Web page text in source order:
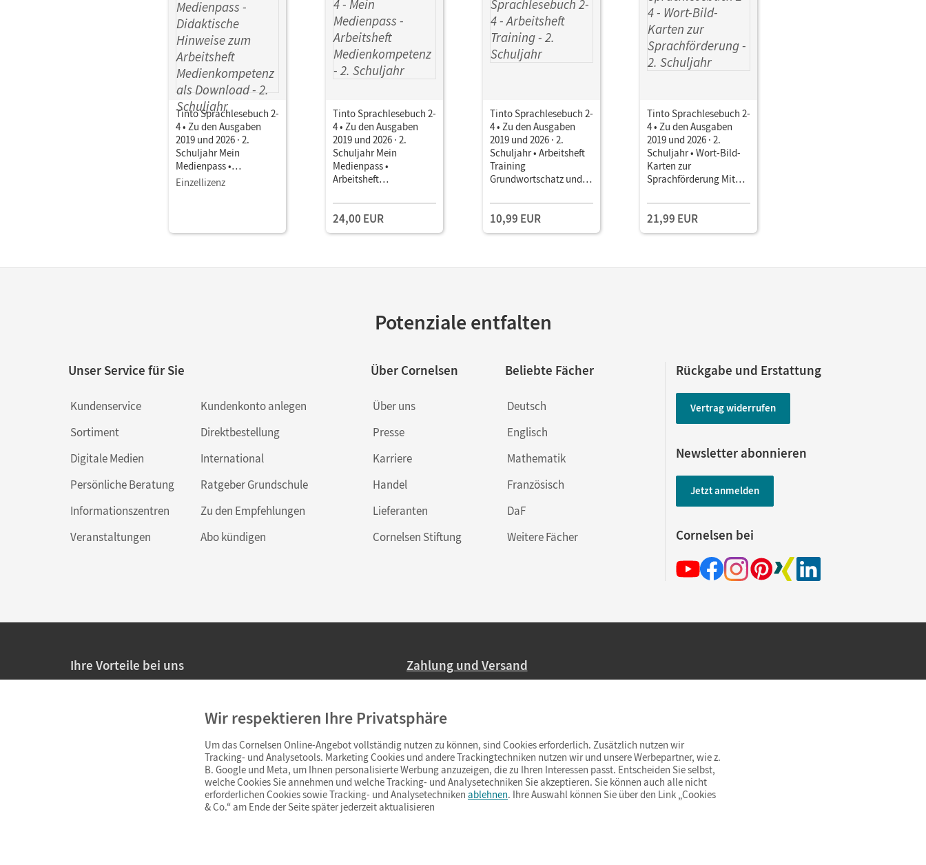
Tinto Sprachlesebuch 2-
4 • Zu den Ausgaben
2019 und 2026 · 2.
Schuljahr Mein
Medienpass •
Didaktische Hinweise
Einzellizenz
Tinto Sprachlesebuch 2-
4 • Zu den Ausgaben
2019 und 2026 · 2.
Schuljahr Mein
Medienpass •
Arbeitsheft
Stück im Paket
24,00 EUR
Tinto Sprachlesebuch 2-
4 • Zu den Ausgaben
2019 und 2026 · 2.
Schuljahr • Arbeitsheft
Training
Grundwortschatz und
10,99 EUR
Tinto Sprachlesebuch 2-
4 • Zu den Ausgaben
2019 und 2026 · 2.
Schuljahr • Wort-Bild-
Karten zur
Sprachförderung Mit
21,99 EUR
Potenziale entfalten
Unser Service für Sie
Kundenservice
Sortiment
Digitale Medien
Persönliche Beratung
Informationszentren
Veranstaltungen
Kundenkonto anlegen
Direktbestellung
International
Ratgeber Grundschule
Zu den Empfehlungen
Abo kündigen
Über Cornelsen
Über uns
Presse
Karriere
Handel
Lieferanten
Cornelsen Stiftung
Beliebte Fächer
Deutsch
Englisch
Mathematik
Französisch
DaF
Weitere Fächer
Rückgabe und Erstattung
Vertrag widerrufen
Newsletter abonnieren
Jetzt anmelden
Cornelsen bei
Ihre Vorteile bei uns
Persönliche Angebote für Lehrkräfte
Sicheres Einkaufen mit SSL-Verschlüsselung
Widerrufsfristvon 4 Wochen
Schnelle und einfache Retourenabwicklung
Zahlung und Versand
Ab 59,– EUR Bestellwert liefern wir versandkostenfrei innerhalb Deutschlands
(Lieferung in 3–6 Tagen).
Wir respektieren Ihre Privatsphäre
Um das Cornelsen Online-Angebot vollständig nutzen zu können, sind Cookies erforderlich. Zusätzlich nutzen wir
Tracking- und Analysetools. Marketing Cookies und andere Trackingtechniken nutzen wir und unsere Werbepartner, wie z.
B. Google und Meta, um Ihnen personalisierte Werbung anzuzeigen, die zu Ihren Interessen passt. Entscheiden Sie selbst,
welche Cookies Sie annehmen und welche Tracking- und Analysetechniken Sie akzeptieren. Sie können auch alle nicht
erforderlichen Cookies sowie Tracking- und Analysetechniken ablehnen. Ihre Auswahl können Sie über den Link „Cookies
& Co.“ am Ende der Seite später jederzeit aktualisieren